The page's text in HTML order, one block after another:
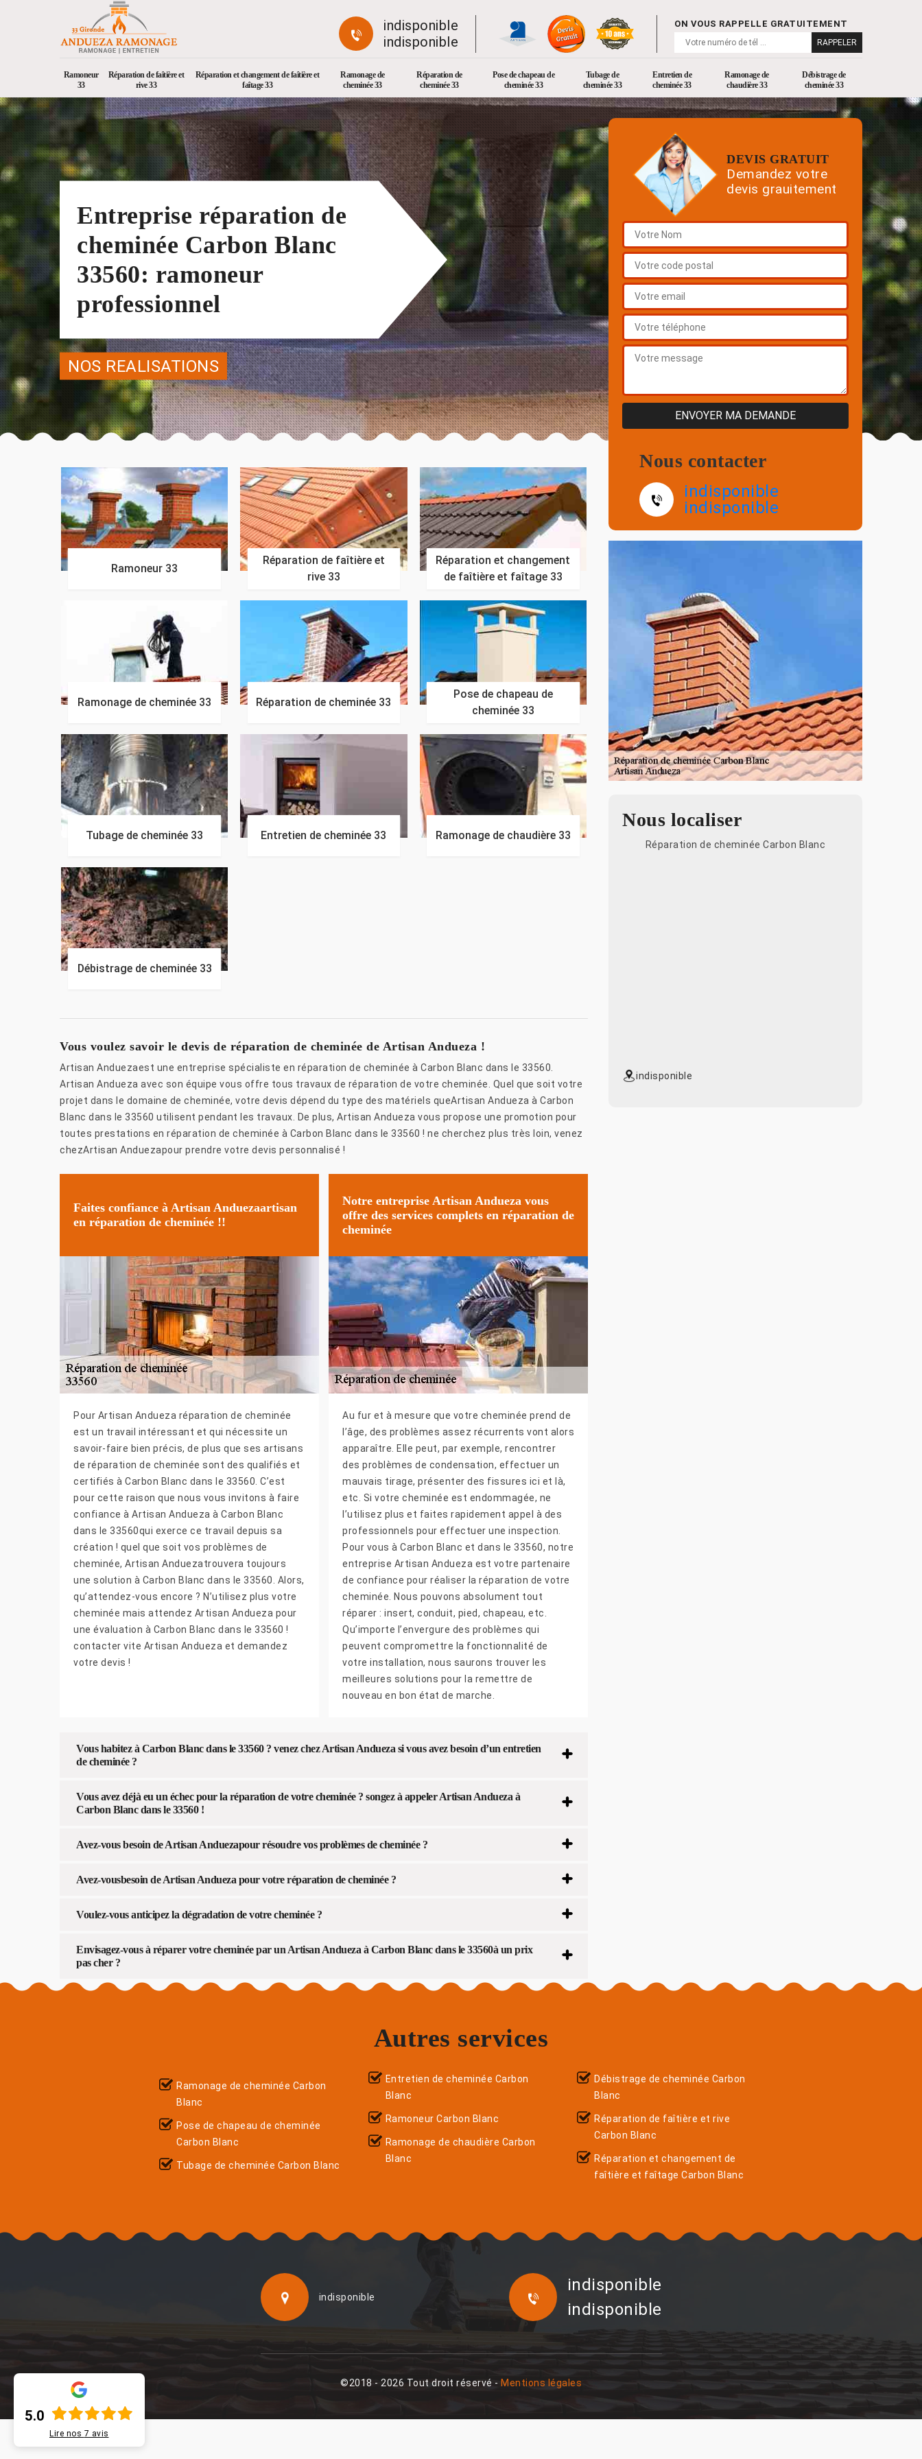
indisponible
indisponible
ON VOUS RAPPELLE GRATUITEMENT
Ramoneur
33
Réparation de faîtière et
rive 33
Réparation et changement de faîtière et
faîtage 33
Ramonage de
cheminée 33
Réparation de
cheminée 33
Pose de chapeau de
cheminée 33
Tubage de
cheminée 33
Entretien de
cheminée 33
Ramonage de
chaudière 33
Débistrage de
cheminée 33
Entreprise réparation de
cheminée Carbon Blanc
33560: ramoneur
professionnel
NOS REALISATIONS
Ramoneur 33
Réparation de faîtière et
rive 33
Réparation et changement
de faîtière et faîtage 33
Ramonage de cheminée 33 Réparation de cheminée 33
Pose de chapeau de
cheminée 33
Tubage de cheminée 33 Entretien de cheminée 33 Ramonage de chaudière 33
Débistrage de cheminée 33
Vous voulez savoir le devis de réparation de cheminée de Artisan Andueza !
Artisan Anduezaest une entreprise spécialiste en réparation de cheminée à Carbon Blanc dans le 33560.
Artisan Andueza avec son équipe vous offre tous travaux de réparation de votre cheminée. Quel que soit votre
projet dans le domaine de cheminée, votre devis dépend du type des matériels queArtisan Andueza à Carbon
Blanc dans le 33560 utilisent pendant les travaux. De plus, Artisan Andueza vous propose une promotion pour
toutes prestations en réparation de cheminée à Carbon Blanc dans le 33560 ! ne cherchez plus très loin, venez
chezArtisan Anduezapour prendre votre devis personnalisé !
Faites confiance à Artisan Anduezaartisan
en réparation de cheminée !!
Pour Artisan Andueza réparation de cheminée
est un travail intéressant et qui nécessite un
savoir-faire bien précis, de plus que ses artisans
de réparation de cheminée sont des qualifiés et
certifiés à Carbon Blanc dans le 33560. C’est
pour cette raison que nous vous invitons à faire
confiance à Artisan Andueza à Carbon Blanc
dans le 33560qui exerce ce travail depuis sa
création ! quel que soit vos problèmes de
cheminée, Artisan Anduezatrouvera toujours
une solution à Carbon Blanc dans le 33560. Alors,
qu’attendez-vous encore ? N’utilisez plus votre
cheminée mais attendez Artisan Andueza pour
une évaluation à Carbon Blanc dans le 33560 !
contacter vite Artisan Andueza et demandez
votre devis !
Notre entreprise Artisan Andueza vous
offre des services complets en réparation de
cheminée
Au fur et à mesure que votre cheminée prend de
l’âge, des problèmes assez récurrents vont alors
apparaître. Elle peut, par exemple, rencontrer
des problèmes de condensation, effectuer un
mauvais tirage, présenter des fissures ici et là,
etc. Si votre cheminée est endommagée, ne
l’utilisez plus et faites rapidement appel à des
professionnels pour effectuer une inspection.
Pour vous à Carbon Blanc et dans le 33560, notre
entreprise Artisan Andueza est votre partenaire
de confiance pour réaliser la réparation de votre
cheminée. Nous pouvons absolument tout
réparer : insert, conduit, pied, chapeau, etc.
Qu’importe l’envergure des problèmes qui
peuvent compromettre la fonctionnalité de
votre installation, nous saurons trouver les
meilleures solutions pour la remettre de
nouveau en bon état de marche.
Vous habitez à Carbon Blanc dans le 33560 ? venez chez Artisan Andueza si vous avez besoin d’un entretien
de cheminée ?
Vous avez déjà eu un échec pour la réparation de votre cheminée ? songez à appeler Artisan Andueza à
Carbon Blanc dans le 33560 !
Avez-vous besoin de Artisan Anduezapour résoudre vos problèmes de cheminée ?
Avez-vousbesoin de Artisan Andueza pour votre réparation de cheminée ?
Voulez-vous anticipez la dégradation de votre cheminée ?
Envisagez-vous à réparer votre cheminée par un Artisan Andueza à Carbon Blanc dans le 33560à un prix
pas cher ?
DEVIS GRATUIT
Demandez votre
devis grauitement
Nous contacter
indisponible
indisponible
Nous localiser
Réparation de cheminée Carbon Blanc
indisponible
Autres services
Ramonage de cheminée Carbon
Blanc
Pose de chapeau de cheminée
Carbon Blanc
Tubage de cheminée Carbon Blanc
Entretien de cheminée Carbon
Blanc
Ramoneur Carbon Blanc
Ramonage de chaudière Carbon
Blanc
Débistrage de cheminée Carbon
Blanc
Réparation de faîtière et rive
Carbon Blanc
Réparation et changement de
faîtière et faîtage Carbon Blanc
indisponible
indisponible
indisponible
©2018 - 2026 Tout droit réservé - Mentions légales
5.0
Lire nos 7 avis